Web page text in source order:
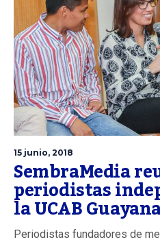
15 junio, 2018
SembraMedia
periodistas
la UCAB
Periodistas fundadores de